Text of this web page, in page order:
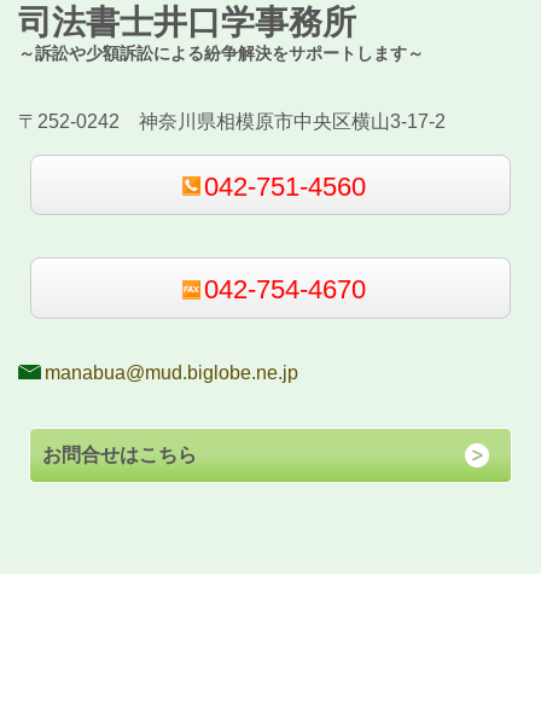
司法書士井口学事務所
～訴訟や少額訴訟による紛争解決をサポートします～
〒252-0242 神奈川県相模原市中央区横山3-17-2
042-751-4560
042-754-4670
manabua@mud.biglobe.ne.jp
お問合せはこちら